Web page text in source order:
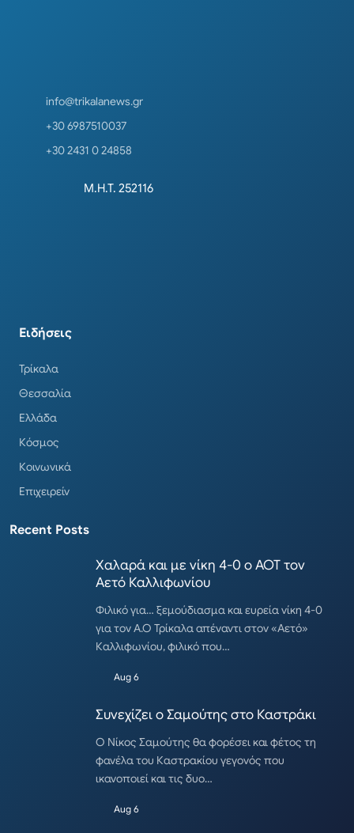
info@trikalanews.gr
+30 6987510037
+30 2431 0 24858
Μ.Η.Τ. 252116
Ειδήσεις
Τρίκαλα
Θεσσαλία
Ελλάδα
Κόσμος
Κοινωνικά
Επιχειρείν
Recent Posts
Χαλαρά και με νίκη 4-0 ο ΑΟΤ τον
Αετό Καλλιφωνίου
Φιλικό για… ξεμούδιασμα και ευρεία νίκη 4-0
για τον Α.Ο Τρίκαλα απέναντι στον «Αετό»
Καλλιφωνίου, φιλικό που…
Aug 6
Συνεχίζει ο Σαμούτης στο Καστράκι
Ο Νίκος Σαμούτης θα φορέσει και φέτος τη
φανέλα του Καστρακίου γεγονός που
ικανοποιεί και τις δυο…
Aug 6